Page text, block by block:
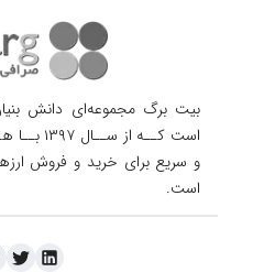
بیت برگ مجموعه‌ای دانش
است کــه از ســال ۱۳۹۷ بــا هــدف فراهم آوردن
و سریع برای خرید و فروش
است.